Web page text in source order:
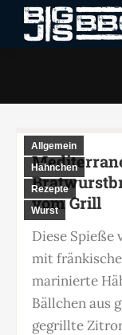
Allgemein
Hähnchen
Rezepte
Wurst
vom Grill
Diese Spieße
mit
marinierte
Bällchen aus
gegrillte